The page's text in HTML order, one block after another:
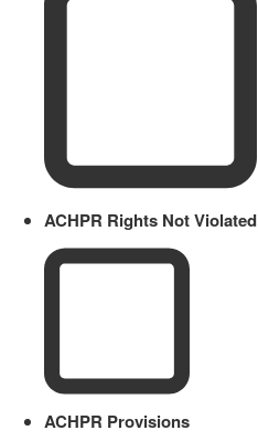
ACHPR Rights Not Violated
ACHPR Provisions